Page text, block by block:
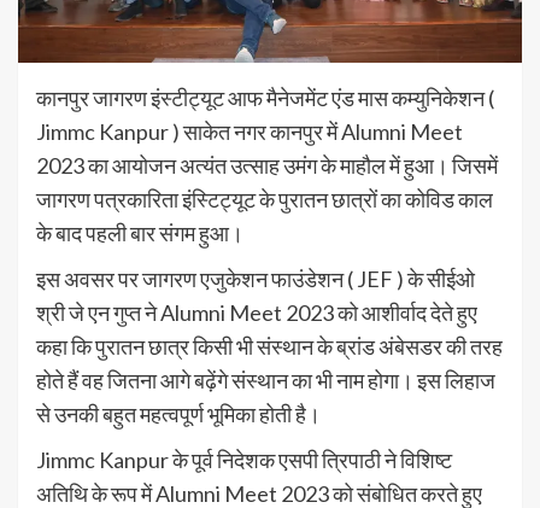
कानपुर जागरण इंस्टीट्यूट आफ मैनेजमेंट एंड मास कम्युनिकेशन (
Jimmc Kanpur ) साकेत नगर कानपुर में Alumni Meet
2023 का आयोजन अत्यंत उत्साह उमंग के माहौल में हुआ। जिसमें
जागरण पत्रकारिता इंस्टिट्यूट के पुरातन छात्रों का कोविड काल
के बाद पहली बार संगम हुआ।
इस अवसर पर जागरण एजुकेशन फाउंडेशन ( JEF ) के सीईओ
श्री जे एन गुप्त ने Alumni Meet 2023 को आशीर्वाद देते हुए
कहा कि पुरातन छात्र किसी भी संस्थान के ब्रांड अंबेसडर की तरह
होते हैं वह जितना आगे बढ़ेंगे संस्थान का भी नाम होगा। इस लिहाज
से उनकी बहुत महत्वपूर्ण भूमिका होती है।
Jimmc Kanpur के पूर्व निदेशक एसपी त्रिपाठी ने विशिष्ट
अतिथि के रूप में Alumni Meet 2023 को संबोधित करते हुए